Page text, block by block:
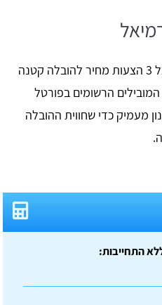
בפורטל טופ הובלות תוכלו לקבל 3 הצעות מחיר להובלה קטנה
הרשומים בפורטל
מעמיק כדי שחווית ההובלה